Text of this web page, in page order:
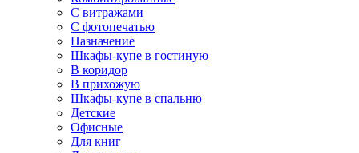
С витражами
С фотопечатью
Назначение
Шкафы-купе в гостиную
В коридор
В прихожую
Шкафы-купе в спальню
Детские
Офисные
Для книг